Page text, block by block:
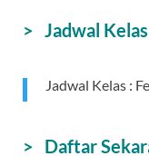
> Jadwal Kelas
Jadwal Kelas :
> Daftar